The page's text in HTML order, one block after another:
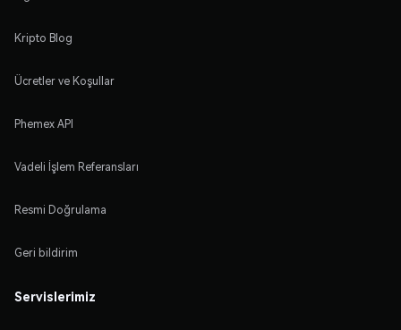
Kripto Blog
Ücretler ve Koşullar
Phemex API
Vadeli İşlem Referansları
Resmi Doğrulama
Geri bildirim
Servislerimiz